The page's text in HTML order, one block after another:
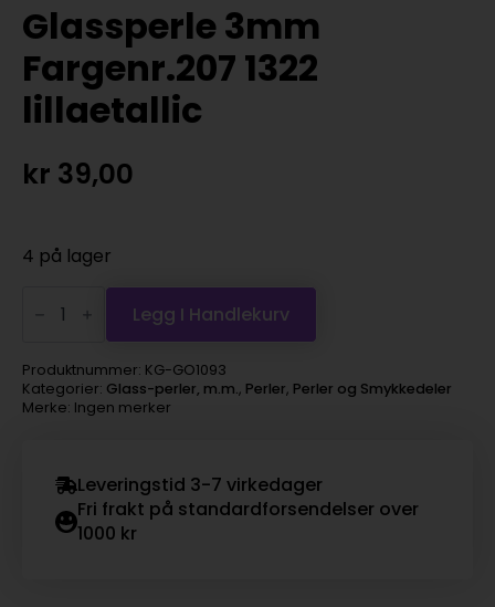
Glassperle 3mm
Fargenr.207 1322
lillaetallic
kr 39,00
4 på lager
Glassperle
3mm
Fargenr.207
lillaetallic
antall
Legg I Handlekurv
Produktnummer: KG-GO1093
Kategorier: Glass-perler, m.m., Perler, Perler og Smykkedeler
Merke: Ingen merker
Leveringstid 3-7 virkedager
Fri frakt på standardforsendelser over
1000 kr